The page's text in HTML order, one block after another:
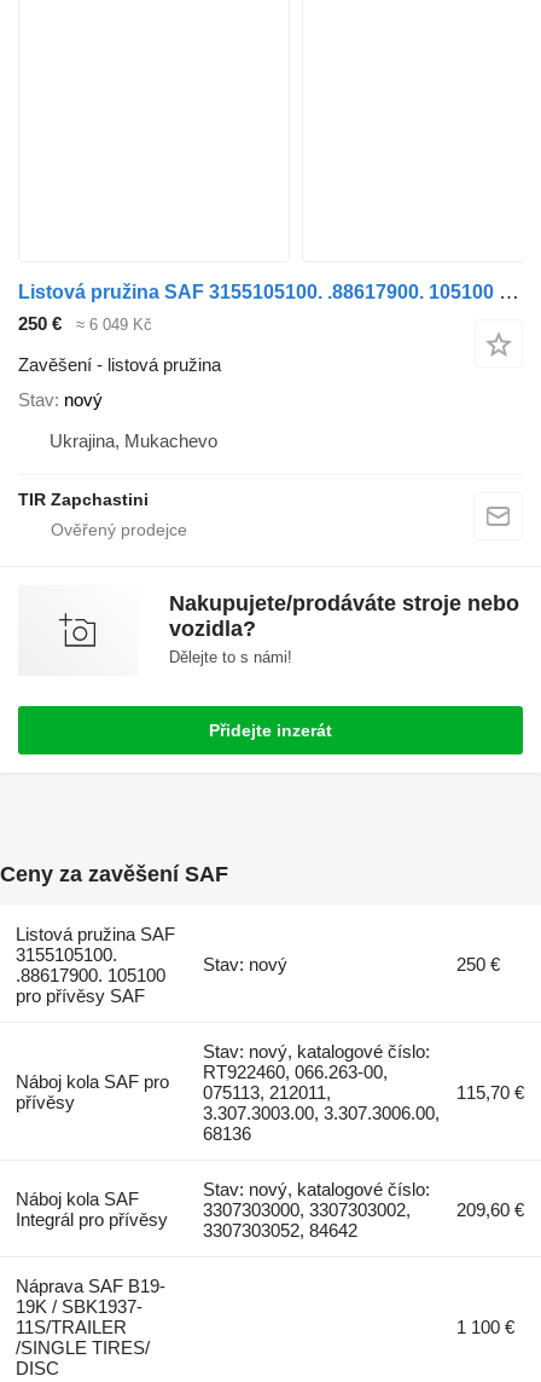
Listová pružina SAF 3155105100. .88617900. 105100 pro přívěsy SAF
250 € ≈ 6 049 Kč
Zavěšení - listová pružina
Stav nový
Ukrajina, Mukachevo
TIR Zapchastini
Nakupujete/prodáváte stroje nebo
vozidla?
Dělejte to s námi!
Přidejte inzerát
Ceny za zavěšení SAF
Listová pružina SAF
3155105100.
.88617900. 105100
pro přívěsy SAF
Stav: nový 250 €
Náboj kola SAF pro
přívěsy
Stav: nový, katalogové číslo:
RT922460, 066.263-00,
075113, 212011,
3.307.3003.00, 3.307.3006.00,
68136
115,70 €
Náboj kola SAF
Integrál pro přívěsy
Stav: nový, katalogové číslo:
3307303000, 3307303002,
3307303052, 84642
209,60 €
Náprava SAF B19-
19K / SBK1937-
11S/TRAILER
/SINGLE TIRES/
DISC
1 100 €